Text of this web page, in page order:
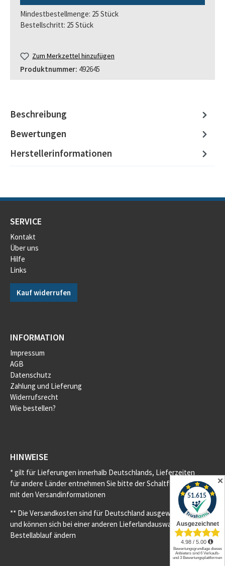
Mindestbestellmenge: 25 Stück
Bestellschritt: 25 Stück
Zum Merkzettel hinzufügen
Produktnummer: 492645
Beschreibung
Bewertungen
Herstellerinformationen
SERVICE
Kontakt
Über uns
Hilfe
Links
Kauf widerrufen
INFORMATION
Impressum
AGB
Datenschutz
Zahlung und Lieferung
Widerrufsrecht
Wie bestellen?
HINWEISE
* gilt für Lieferungen innerhalb Deutschlands, Lieferzeiten
für andere Länder entnehmen Sie bitte der Schaltfläche
mit den Versandinformationen
** Die Versandkosten sind für Deutschland ausgewiesen
und können sich bei einer anderen Lieferlandauswahl im
Bestellablauf ändern
✕